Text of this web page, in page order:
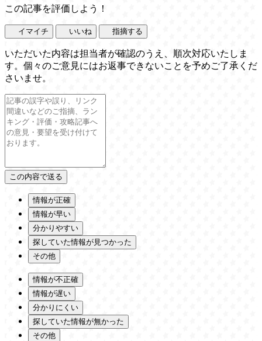
この記事を評価しよう！
イマイチ いいね 指摘する
いただいた内容は担当者が確認のうえ、順次対応いたしま
す。個々のご意見にはお返事できないことを予めご了承くだ
さいませ。
情報が正確
情報が早い
分かりやすい
探していた情報が見つかった
その他
情報が不正確
情報が遅い
分かりにくい
探していた情報が無かった
その他